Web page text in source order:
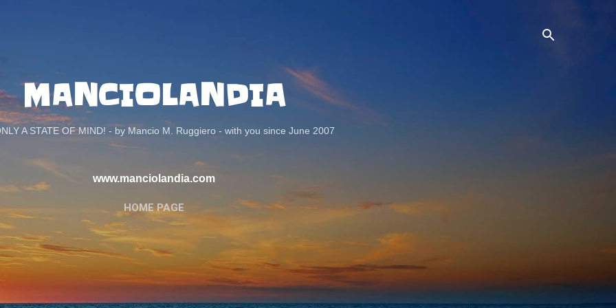
MANCIOLANDIA
A STATE OF MIND! - by Mancio M. Ruggiero - with you since June 2007
www.manciolandia.com
HOME PAGE